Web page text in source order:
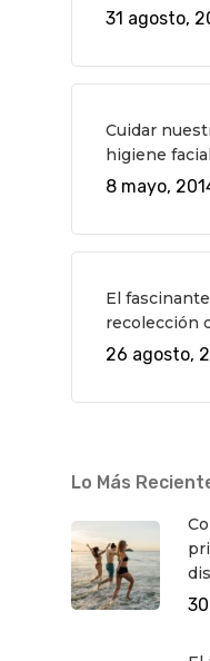
31 agosto,
Cuidar
higiene facial
8 mayo,
El
recolección
26 agosto,
Lo Más